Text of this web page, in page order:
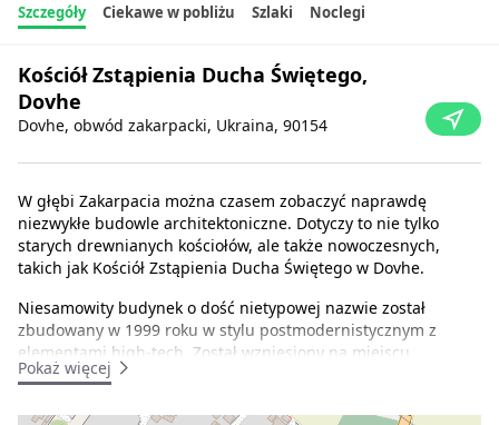
Szczegóły Ciekawe w pobliżu Szlaki Noclegi
Kościół Zstąpienia Ducha Świętego,
Dovhe
Dovhe, obwód zakarpacki, Ukraina, 90154
W głębi Zakarpacia można czasem zobaczyć naprawdę
niezwykłe budowle architektoniczne. Dotyczy to nie tylko
starych drewnianych kościołów, ale także nowoczesnych,
takich jak Kościół Zstąpienia Ducha Świętego w Dovhe.
Niesamowity budynek o dość nietypowej nazwie został
zbudowany w 1999 roku w stylu postmodernistycznym z
elementami high-tech. Został wzniesiony na miejscu
starszego budynku z lat dwudziestych XX wieku, który popadł
Pokaż więcej